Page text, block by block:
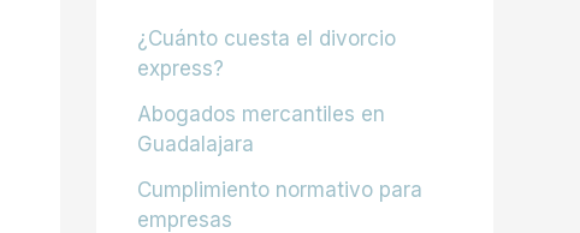
¿Cuánto cuesta el divorcio
express?
Abogados mercantiles en
Guadalajara
Cumplimiento normativo para
empresas